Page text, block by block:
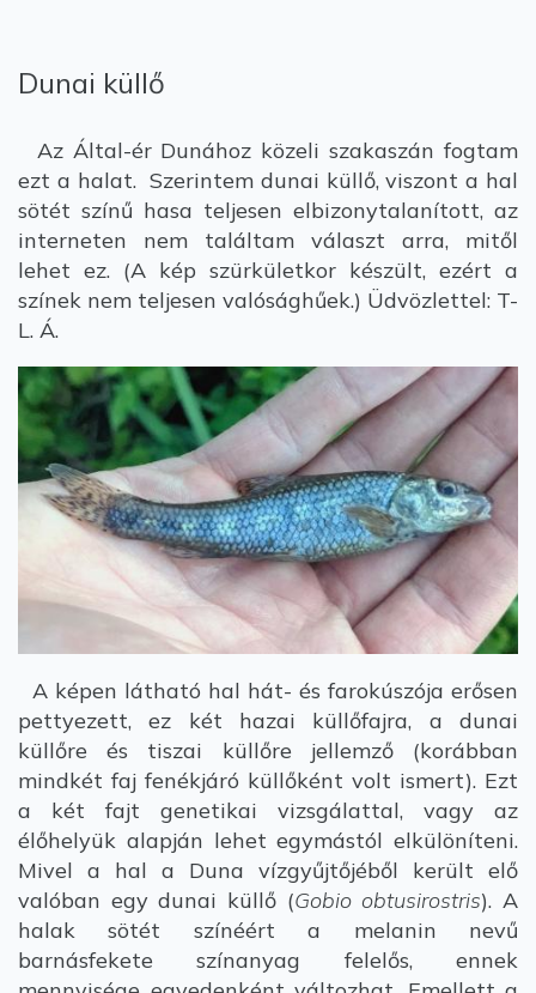
Dunai küllő
Az Által-ér Dunához közeli szakaszán fogtam
ezt a halat. Szerintem dunai küllő, viszont a hal
sötét színű hasa teljesen elbizonytalanított, az
interneten nem találtam választ arra, mitől
lehet ez. (A kép szürkületkor készült, ezért a
színek nem teljesen valósághűek.) Üdvözlettel: T-
L. Á.
A képen látható hal hát- és farokúszója erősen
pettyezett, ez két hazai küllőfajra, a dunai
küllőre és tiszai küllőre jellemző (korábban
mindkét faj fenékjáró küllőként volt ismert). Ezt
a két fajt genetikai vizsgálattal, vagy az
élőhelyük alapján lehet egymástól elkülöníteni.
Mivel a hal a Duna vízgyűjtőjéből került elő
valóban egy dunai küllő (Gobio obtusirostris). A
halak sötét színéért a melanin nevű
barnásfekete színanyag felelős, ennek